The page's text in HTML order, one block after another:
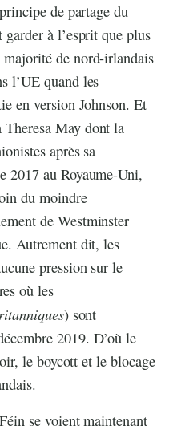
de partage du
à l’esprit que plus
majorité de nord-irlandais
l’UE quand les
en version Johnson. Et
May dont la
après sa
2017 au Royaume-Uni,
du moindre
de Westminster
Autrement dit, les
pression sur le
où les
) sont
2019. D’où le
le boycott et le blocage
se voient maintenant